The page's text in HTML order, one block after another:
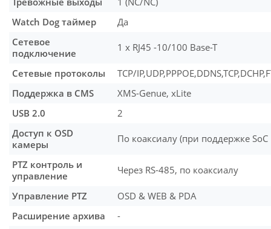
Watch Dog таймер
Да
Сетевое
подключение
1 х RJ45 -10/100 Base-T
Сетевые протоколы
TCP/
Поддержка в CMS
XMS-Genue, xLite
USB 2.0
2
Доступ к OSD
камеры
По коаксиалу (при поддержке
PTZ контроль и
управление
Через RS-485, по коаксиалу
Управление PTZ
OSD & WEB & PDA
Расширение архива
-